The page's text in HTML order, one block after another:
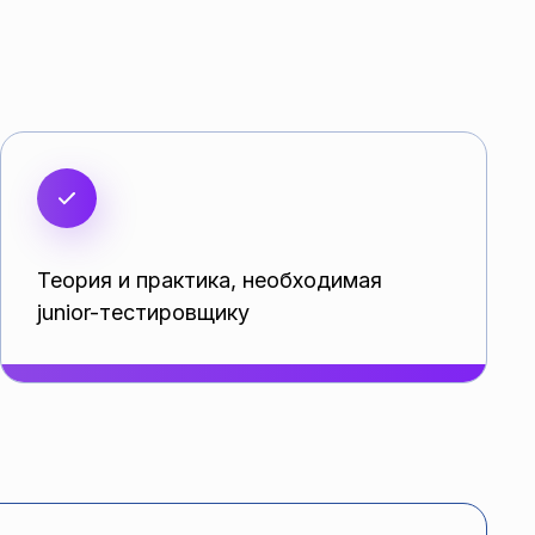
Теория и практика, необходимая
junior-тестировщику